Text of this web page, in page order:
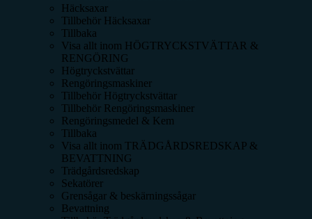
Häcksaxar
Tillbehör Häcksaxar
Tillbaka
Visa allt inom HÖGTRYCKSTVÄTTAR &
RENGÖRING
Högtryckstvättar
Rengöringsmaskiner
Tillbehör Högtryckstvättar
Tillbehör Rengöringsmaskiner
Rengöringsmedel & Kem
Tillbaka
Visa allt inom TRÄDGÅRDSREDSKAP &
BEVATTNING
Trädgårdsredskap
Sekatörer
Grensågar & beskärningssågar
Bevattning